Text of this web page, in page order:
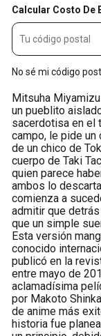
Calcular Costo De
No sé mi código
Mitsuha
un pueblito
sacerdotisa en el
campo, le pide un
de un chico de
cuerpo de Taki
quien parece
ambos lo
comienza a
admitir que
que un simple
Esta versión
conocido
publicó en la
entre mayo de
aclamadísima
por Makoto
de anime más
historia fue